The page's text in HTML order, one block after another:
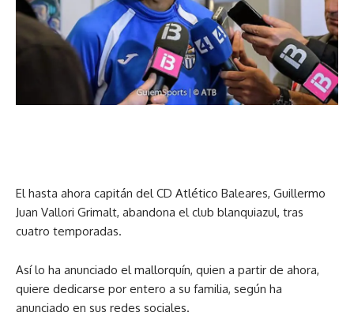
El hasta ahora capitán del CD Atlético Baleares, Guillermo
Juan Vallori Grimalt, abandona el club blanquiazul, tras
cuatro temporadas.
Así lo ha anunciado el mallorquín, quien a partir de ahora,
quiere dedicarse por entero a su familia, según ha
anunciado en sus redes sociales.